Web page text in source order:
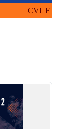
CVL F